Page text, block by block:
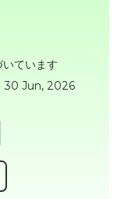
ています
30 Jun, 2026